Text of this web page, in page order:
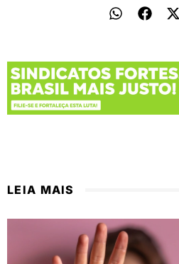
LEIA MAIS